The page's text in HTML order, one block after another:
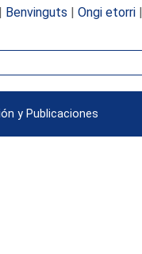
Benvinguts | Ongi etorri|
y Publicaciones